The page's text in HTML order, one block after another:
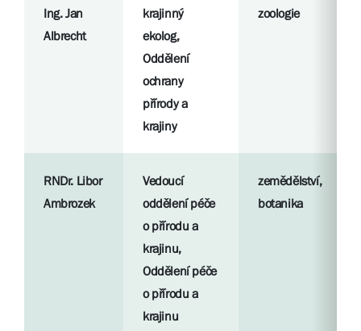
Ing. Jan
Albrecht
krajinný
ekolog,
Oddělení
ochrany
přírody a
krajiny
zoologie
RNDr. Libor
Ambrozek
Vedoucí
oddělení péče
o přírodu a
krajinu,
Oddělení péče
o přírodu a
krajinu
zemědělství,
botanika